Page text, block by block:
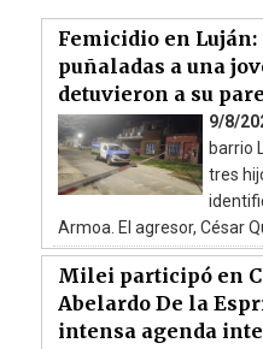
Femicidio en
puñaladas a una
detuvieron a su
9/8/
barrio
tres
Armoa. El agresor, César
Milei participó en
Abelardo De la
intensa agenda